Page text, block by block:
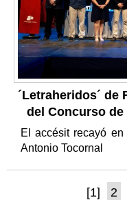
´Letraheridos´ de
del Concurso de
El accésit recayó
Antonio Tocornal
[1] 2